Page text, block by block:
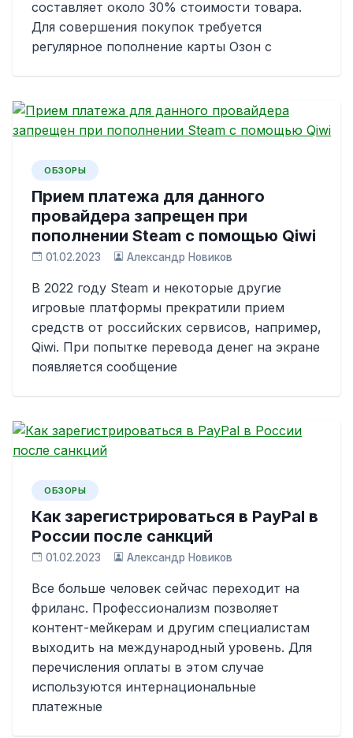
составляет около 30% стоимости товара.
Для совершения покупок требуется
регулярное пополнение карты Озон с
ОБЗОРЫ
Прием платежа для данного
провайдера запрещен при
пополнении Steam с помощью Qiwi
01.02.2023 Александр Новиков
В 2022 году Steam и некоторые другие
игровые платформы прекратили прием
средств от российских сервисов, например,
Qiwi. При попытке перевода денег на экране
появляется сообщение
ОБЗОРЫ
Как зарегистрироваться в PayPal в
России после санкций
01.02.2023 Александр Новиков
Все больше человек сейчас переходит на
фриланс. Профессионализм позволяет
контент-мейкерам и другим специалистам
выходить на международный уровень. Для
перечисления оплаты в этом случае
используются интернациональные
платежные